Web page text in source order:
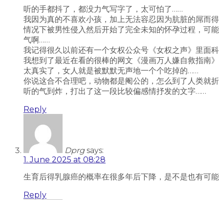
听的手都抖了，都没力气写字了，太可怕了……
我因为真的不喜欢小孩，加上无法容忍因为肮脏的屌而
情况下被男性侵入然后开始了完全未知的怀孕过程，可
气啊……
我记得很久以前还有一个女权公众号《女权之声》里面
我想到了最近在看的很棒的网文《漫画万人嫌自救指南
太真实了，女人就是被默默无声地一个个吃掉的……
你说这合不合理吧，动物都是阉公的，怎么到了人类就
听的气到炸，打出了这一段比较偏感情抒发的文字……
Reply
Dprg says:
1. June 2025 at 08:28
生育后得乳腺癌的概率在很多年后下降，是不是也有可
Reply